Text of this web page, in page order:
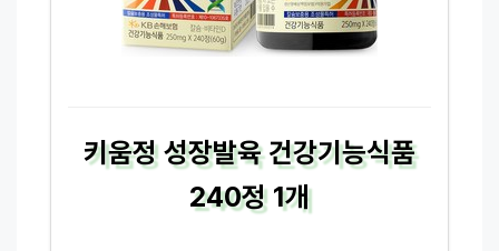
키움정 성장발육 건강기능식품
240정 1개